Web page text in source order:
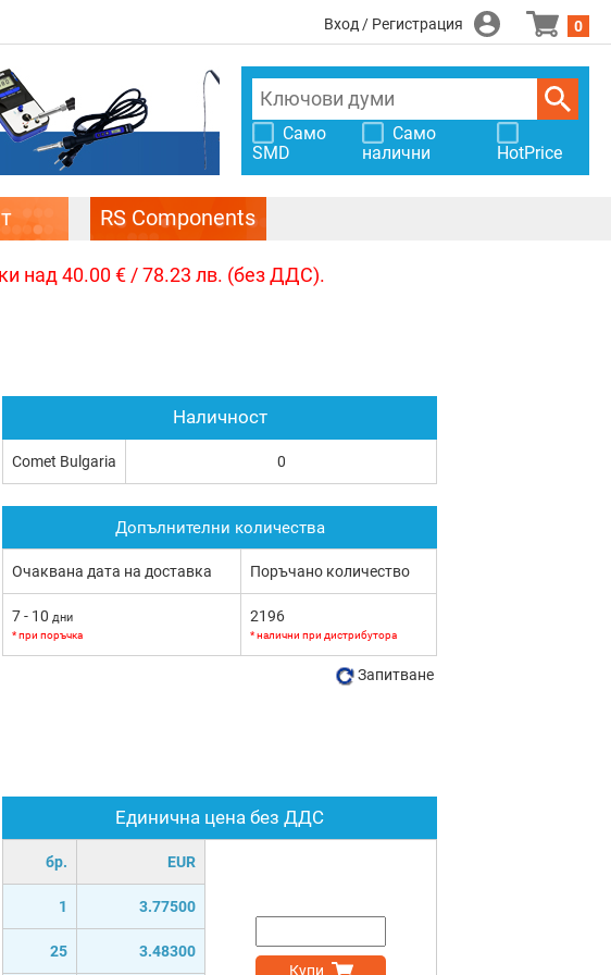
Вход / Регистрация 0
Само
SMD
Само
налични
HotPrice
RS Components
над 40.00 € / 78.23 лв. (без ДДС).
Единична цена без ДДС
бр. EUR
1 3.77500
25
3.48300
Купи
Наличност
Comet Bulgaria 0
Допълнителни количества
Очаквана дата на доставка Поръчано количество
7 - 10 дни
* при поръчка
2196
* налични при дистрибутора
Запитване